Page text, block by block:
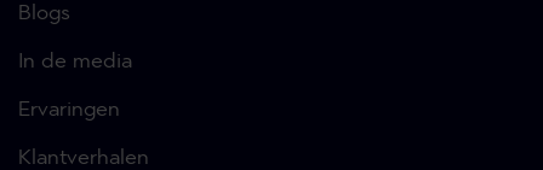
Blogs
In de media
Ervaringen
Klantverhalen